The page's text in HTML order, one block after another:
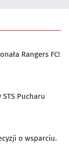
Rangers FC!
Pucharu
o wsparciu.